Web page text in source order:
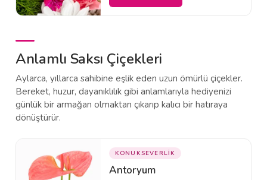
Anlamlı Saksı Çiçekleri
Aylarca, yıllarca sahibine eşlik eden uzun ömürlü çiçekler.
Bereket, huzur, dayanıklılık gibi anlamlarıyla hediyenizi
günlük bir armağan olmaktan çıkarıp kalıcı bir hatıraya
dönüştürür.
KONUKSEVERLİK
Antoryum